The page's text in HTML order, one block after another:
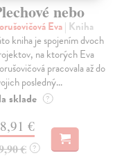
nebo
Eva| Kniha
kniha je spojením dvoch
na ktorých Eva
pracovala až do
posledný...
sklade ?
€
€ ?